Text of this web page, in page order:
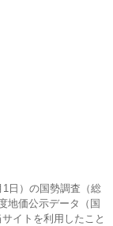
日）の国勢調査（総
地価公示データ（国
イトを利用したこと